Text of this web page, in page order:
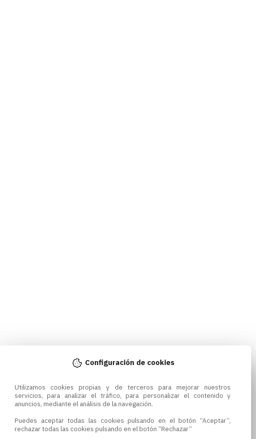
Configuración de cookies
Utilizamos cookies propias y de terceros para mejorar nuestros
servicios, para analizar el tráfico, para personalizar el contenido y
anuncios, mediante el análisis de la navegación.
Puedes aceptar todas las cookies pulsando en el botón “Aceptar”,
rechazar todas las cookies pulsando en el botón “Rechazar”